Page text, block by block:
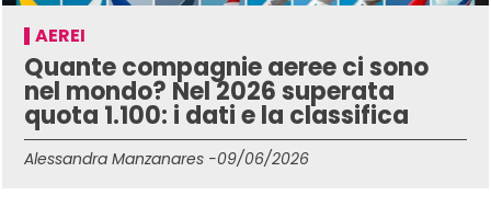
AEREI
Quante compagnie aeree ci sono
nel mondo? Nel 2026 superata
quota 1.100: i dati e la classifica
Alessandra Manzanares -09/06/2026